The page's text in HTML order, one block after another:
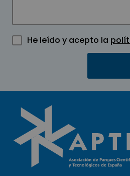
He leído y acepto la